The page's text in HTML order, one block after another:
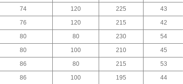
74 120 225 43
76 120 215 42
80 80 230 54
80 100 210 45
86 80 215 53
86 100 195 44